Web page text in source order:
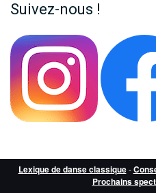
Suivez-nous !
Lexique de danse classique-
Prochains